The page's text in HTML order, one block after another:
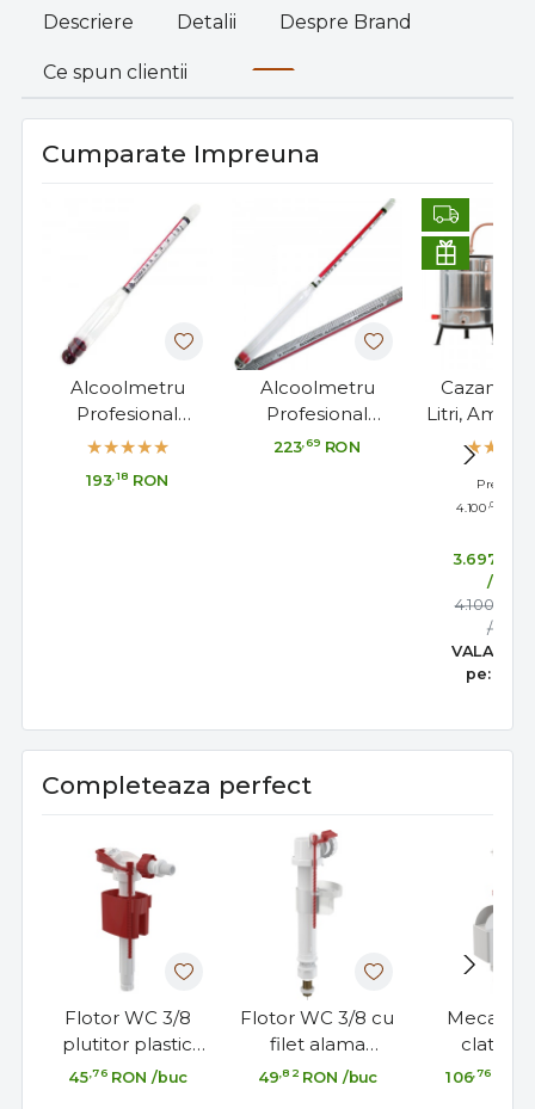
Descriere Detalii Despre Brand
Ce spun clientii
Cumparate Impreuna
Alcoolmetru
Profesional
Cartier/Lussac 0-
France, 17cm
193 ,18 RON
Alcoolmetru
Profesional
Cartier/Lussac 0-
223 ,69 RON
Cazan
Litri,
Focar
Arzator
Pret RRP:
4.100,00
3.697
/buc
4.100
/buc
VALABIL
pe:
Completeaza perfect
Flotor WC 3/8
plutitor plastic
alimentare laterală
45,76 RON /buc
Flotor WC 3/8 cu
filet alama
alimentare
49,82 RON /buc
clatire
106,76